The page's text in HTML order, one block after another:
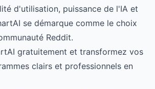
d'utilisation, puissance de l'IA et
se démarque comme le choix
Reddit.
gratuitement et transformez vos
clairs et professionnels en